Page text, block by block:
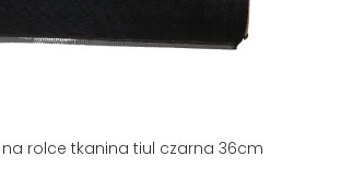
rolce tkanina tiul czarna 36cm